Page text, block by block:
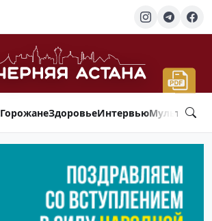
ГорожанеЗдоровьеИнтервью